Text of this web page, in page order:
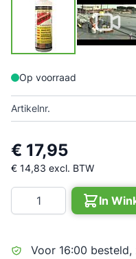
Op voorraad
Artikelnr.
€ 17,95
€ 14,83 excl. BTW
Aantal
In
Voor 16:00